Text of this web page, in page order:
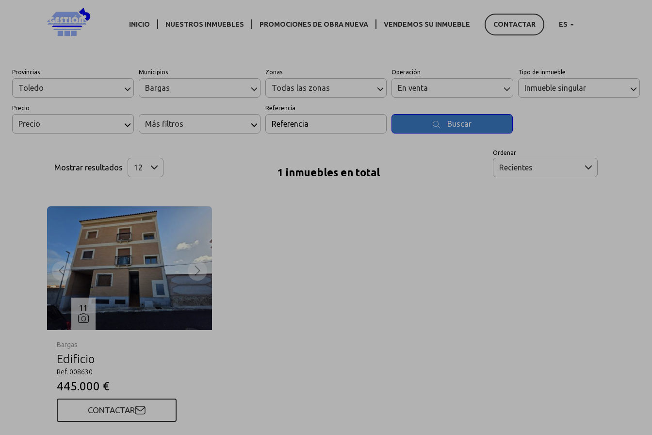
INICIO NUESTROS INMUEBLES PROMOCIONES DE OBRA NUEVA VENDEMOS SU INMUEBLE CONTACTAR ES
Inmuebles en venta en Bargas
Provincias
Toledo
Municipios
Bargas
Zonas
Todas las zonas
Operación
En venta
Tipo de inmueble
Inmueble singular
Precio
Precio Más filtros
Referencia
Buscar
1 inmuebles en total
Ordenar
Recientes
Mostrar resultados 12
11
Bargas
Edificio
Ref. 008630
445.000 €
CONTACTAR